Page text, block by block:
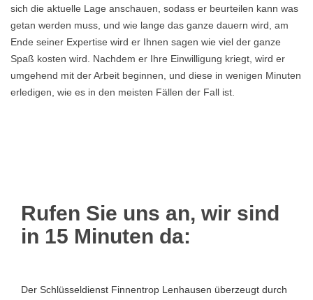
sich die aktuelle Lage anschauen, sodass er beurteilen kann was
getan werden muss, und wie lange das ganze dauern wird, am
Ende seiner Expertise wird er Ihnen sagen wie viel der ganze
Spaß kosten wird. Nachdem er Ihre Einwilligung kriegt, wird er
umgehend mit der Arbeit beginnen, und diese in wenigen Minuten
erledigen, wie es in den meisten Fällen der Fall ist.
Rufen Sie uns an, wir sind
in 15 Minuten da:
Der Schlüsseldienst Finnentrop Lenhausen überzeugt durch